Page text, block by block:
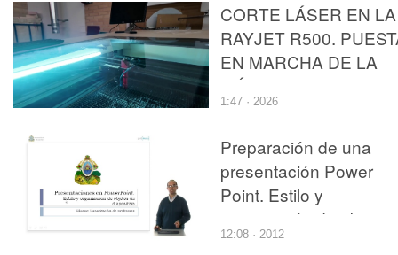
CORTE LÁSER EN LA
RAYJET R500.
EN MARCHA DE LA
MÁQUINA Y MANEJO
BÁSICO.
1:47 · 2026
Preparación de una
presentación Power
Point. Estilo y
preparación de objetos
en transparencias.
12:08 · 2012